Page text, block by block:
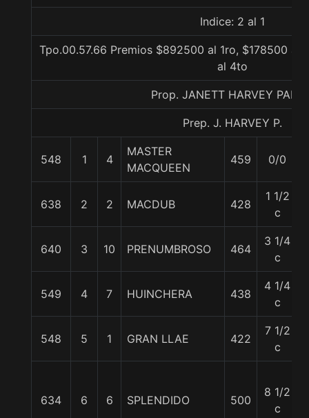
Indice: 2 al 1
Tpo.00.57.66 Premios $892500 al 1ro, $178500 al
al 4to
Prop. JANETT HARVEY
Prep. J. HARVEY P.
548 1 4
MASTER
MACQUEEN
459 0/0
638 2 2 MACDUB 428
1 1/2
c
640 3 10 PRENUMBROSO 464
3 1/4
c
549 4 7 HUINCHERA 438
4 1/4
c
548 5 1 GRAN LLAE 422
7 1/2
c
634 6 6 SPLENDIDO 500
8 1/2
c